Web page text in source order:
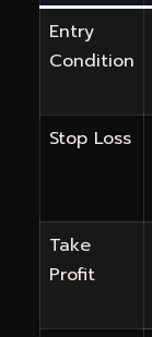
Entry
Condition
Stop Loss
Take
Profit